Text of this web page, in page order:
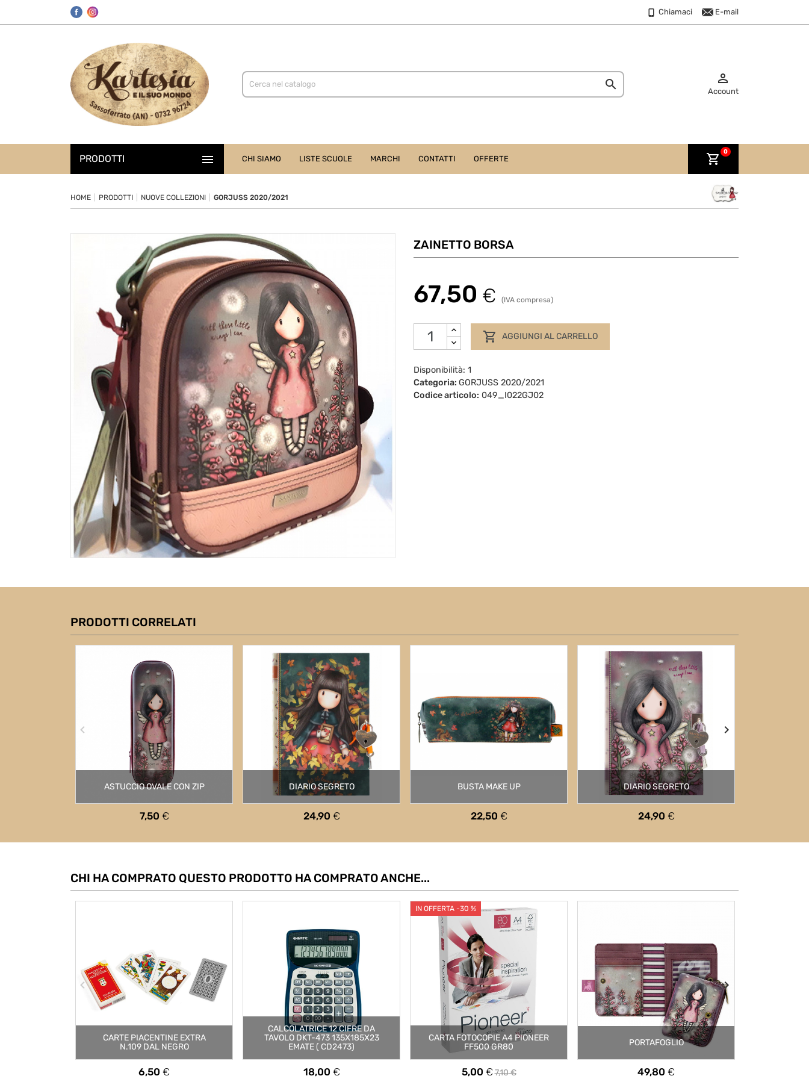
Chiamaci E-mail
 
Account
PRODOTTI  CHI SIAMO LISTE SCUOLE MARCHI CONTATTI OFFERTE shopping_cart 0
HOME PRODOTTI NUOVE COLLEZIONI GORJUSS 2020/2021
ZAINETTO BORSA
67,50 € (IVA compresa)
 AGGIUNGI AL CARRELLO
Disponibilità: 1
Categoria: GORJUSS 2020/2021
Codice articolo: 049_I022GJ02
PRODOTTI CORRELATI
ASTUCCIO OVALE CON ZIP
Prezzo
7,50 €
DIARIO SEGRETO
Prezzo
24,90 €
BUSTA MAKE UP
Prezzo
22,50 €
DIARIO SEGRETO
Prezzo
24,90 €
CHI HA COMPRATO QUESTO PRODOTTO HA COMPRATO ANCHE...
CARTE PIACENTINE EXTRA
N.109 DAL NEGRO
Prezzo
6,50 €
CALCOLATRICE 12 CIFRE DA
TAVOLO DKT-473 135X185X23
EMATE ( CD2473)
Prezzo
18,00 €
IN OFFERTA -30 %
CARTA FOTOCOPIE A4 PIONEER
FF500 GR80
Prezzo
5,00 € Prezzo
7,10€
PORTAFOGLIO
Prezzo
49,80 €